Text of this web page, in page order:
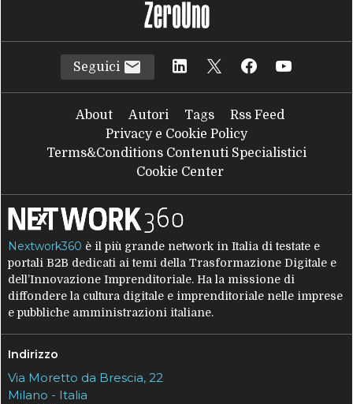
Seguici
About Autori Tags
Rss Feed
Privacy e Cookie Policy
Terms&Conditions Contenuti Specialistici
Cookie Center
Nextwork360 è il più grande network in Italia di testate e
portali B2B dedicati ai temi della Trasformazione Digitale e
dell’Innovazione Imprenditoriale. Ha la missione di
diffondere la cultura digitale e imprenditoriale nelle imprese
e pubbliche amministrazioni italiane.
Indirizzo
Via Moretto da Brescia, 22
Milano - Italia